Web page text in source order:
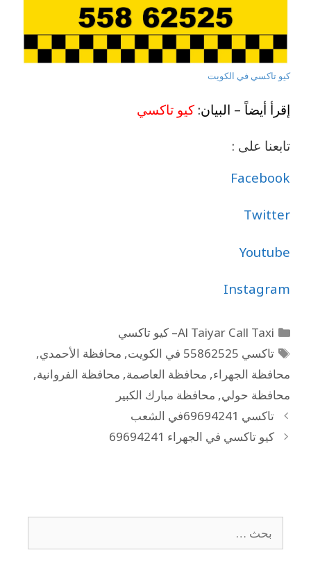
كيو تاكسي في الكويت
إقرأ أيضاً – البيان: كيو تاكسي
تابعنا على :
Facebook
Twitter
Youtube
Instagram
Al Taiyar Call Taxi– كيو تاكسي
تاكسي 55862525 في الكويت
, محافظة الأحمدي,
محافظة الجهراء, محافظة العاصمة, محافظة الفروانية,
محافظة حولي, محافظة مبارك الكبير
تاكسي 69694241في الشعب
كيو تاكسي في الجهراء 69694241